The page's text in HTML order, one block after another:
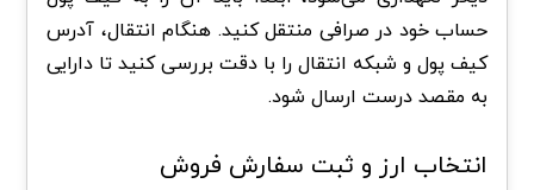
حساب خود در صرافی منتقل کنید. هنگام انتقال، آدرس
کیف پول و شبکه انتقال را با دقت بررسی کنید تا دارایی
به مقصد درست ارسال شود.
انتخاب ارز و ثبت سفارش فروش